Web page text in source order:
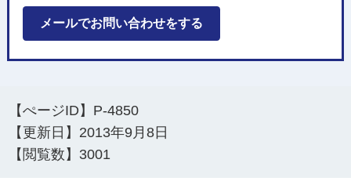
メールでお問い合わせをする
【ぺージID】 P-4850
【更新日】 2013年9月8日
【閲覧数】 3001